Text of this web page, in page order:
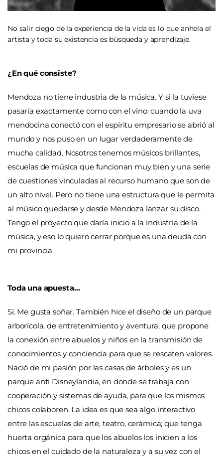
No salir ciego de la experiencia de la vida es lo que anhela el
artista y toda su existencia es búsqueda y aprendizaje.
¿En qué consiste?
Mendoza no tiene industria de la música. Y si la tuviese
pasaría exactamente como con el vino: cuando la uva
mendocina conectó con el espíritu empresario se abrió al
mundo y nos puso en un lugar verdaderamente de
mucha calidad. Nosotros tenemos músicos brillantes,
escuelas de música que funcionan muy bien y una serie
de cuestiones vinculadas al recurso humano que son de
un alto nivel. Pero no tiene una estructura que le permita
al músico quedarse y desde Mendoza lanzar su disco.
Tengo el proyecto que daría inicio a la industria de la
música, y eso lo quiero cerrar porque es una deuda con
mi provincia.
Toda una apuesta…
Sí. Me gusta soñar. También hice el diseño de un parque
arborícola, de entretenimiento y aventura, que propone
la conexión entre abuelos y niños en la transmisión de
conocimientos y conciencia para que se rescaten valores.
Nació de mi pasión por las casas de árboles y es un
parque anti Disneylandia, en donde se trabaja con
cooperación y sistemas de ayuda, para que los mismos
chicos colaboren. La idea es que sea algo interactivo
entre las escuelas de arte, teatro, cerámica; que tenga
huerta orgánica para que los abuelos los inicien a los
chicos en el cuidado de la naturaleza y a su vez con el